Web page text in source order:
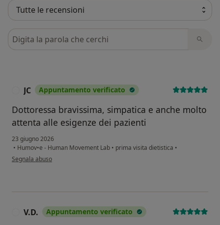
Cerca nelle recensioni
JC Appuntamento verificato
Dottoressa bravissima, simpatica e anche molto
attenta alle esigenze dei pazienti
23 giugno 2026
• Humov•e - Human Movement Lab • prima visita dietistica •
secondo l'opinione dell'utente JC
Segnala abuso
V.D. Appuntamento verificato